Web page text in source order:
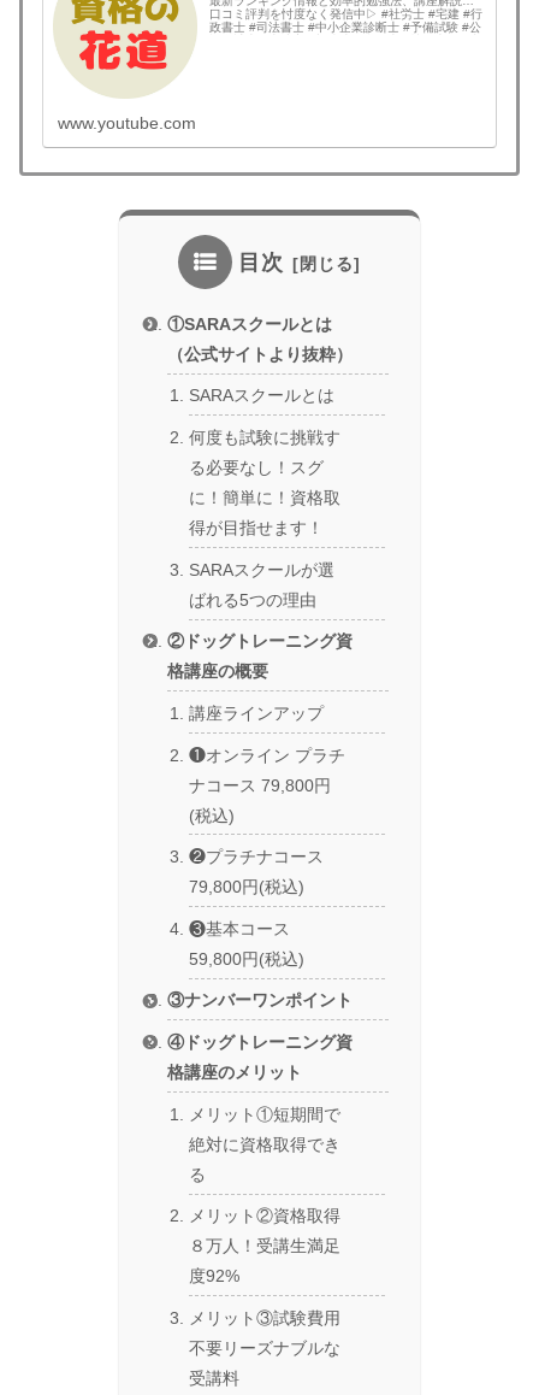
口コミ評判を忖度なく発信中▷ #社労士 #宅建 #行
政書士 #司法書士 #中小企業診断士 #予備試験 #公
www.youtube.com
目次
①SARAスクールとは
（公式サイトより抜粋）
SARAスクールとは
何度も試験に挑戦す
る必要なし！スグ
に！簡単に！資格取
得が目指せます！
SARAスクールが選
ばれる5つの理由
②ドッグトレーニング資
格講座の概要
講座ラインアップ
❶オンライン プラチ
ナコース 79,800円
(税込)
❷プラチナコース
79,800円(税込)
❸基本コース
59,800円(税込)
③ナンバーワンポイント
④ドッグトレーニング資
格講座のメリット
メリット①短期間で
絶対に資格取得でき
る
メリット②資格取得
８万人！受講生満足
度92%
メリット③試験費用
不要リーズナブルな
受講料